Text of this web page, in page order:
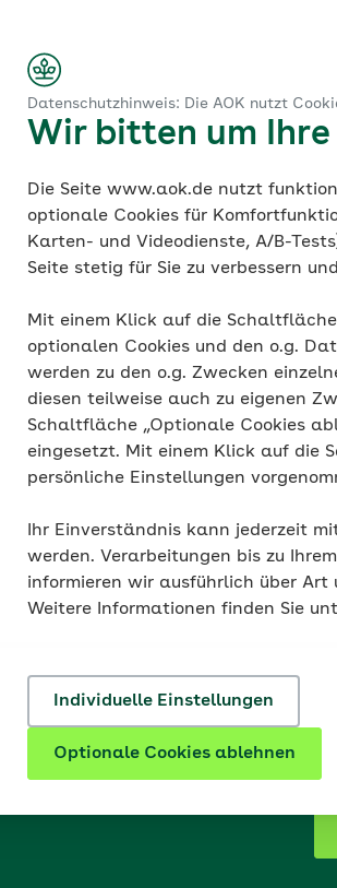
Datenschutzhinweis: Die AOK nutzt
Wir bitten um
Die Seite www.aok.de nutzt
optionale Cookies für
Karten- und Videodienste, A/B-
Seite stetig für Sie zu verbessern
Mit einem Klick auf die
optionalen Cookies und den o.g.
werden zu den o.g. Zwecken
diesen teilweise auch zu eigenen
Schaltfläche „Optionale Cookies
eingesetzt. Mit einem Klick auf die
persönliche Einstellungen
Ihr Einverständnis kann jederzeit
werden. Verarbeitungen bis zu
informieren wir ausführlich über Art
Weitere Informationen finden Sie
Individuelle Einstellungen
Optionale Cookies ablehnen
Die Aufnahme von Eisen ins Blut
der Körper benötigt, um den
Nahrungsbrei. Im Darm eines
das heißt dem Körper wurde zu wenig
halten – kann er die drei- bis fünffache
Es ist wichtig, zwischen einem
Bei Eisenmangel sind die
den roten Blutkörperchen ist noch
Speichereisen
Bei einerEisenmangelanämie liegt
Ursache ist ein dauerhafter
Welche
Die Leistungen der AOK
die für Sie zuständige AOK